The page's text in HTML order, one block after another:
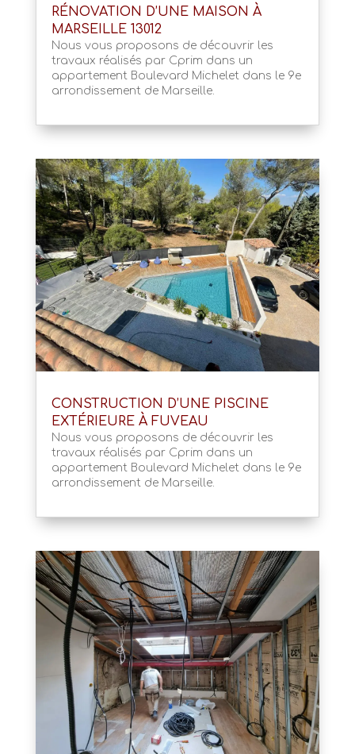
RÉNOVATION D’UNE MAISON À
MARSEILLE 13012
Nous vous proposons de découvrir les
travaux réalisés par Cprim dans un
appartement Boulevard Michelet dans le 9e
arrondissement de Marseille.
CONSTRUCTION D’UNE PISCINE
EXTÉRIEURE À FUVEAU
Nous vous proposons de découvrir les
travaux réalisés par Cprim dans un
appartement Boulevard Michelet dans le 9e
arrondissement de Marseille.